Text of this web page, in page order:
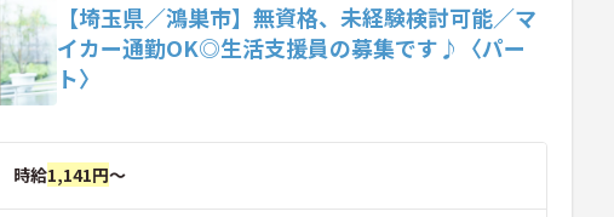
【埼玉県／鴻巣市】無資格、未経験検討可能／マ
イカー通勤OK◎生活支援員の募集です♪〈パー
ト〉
時給1,141円～